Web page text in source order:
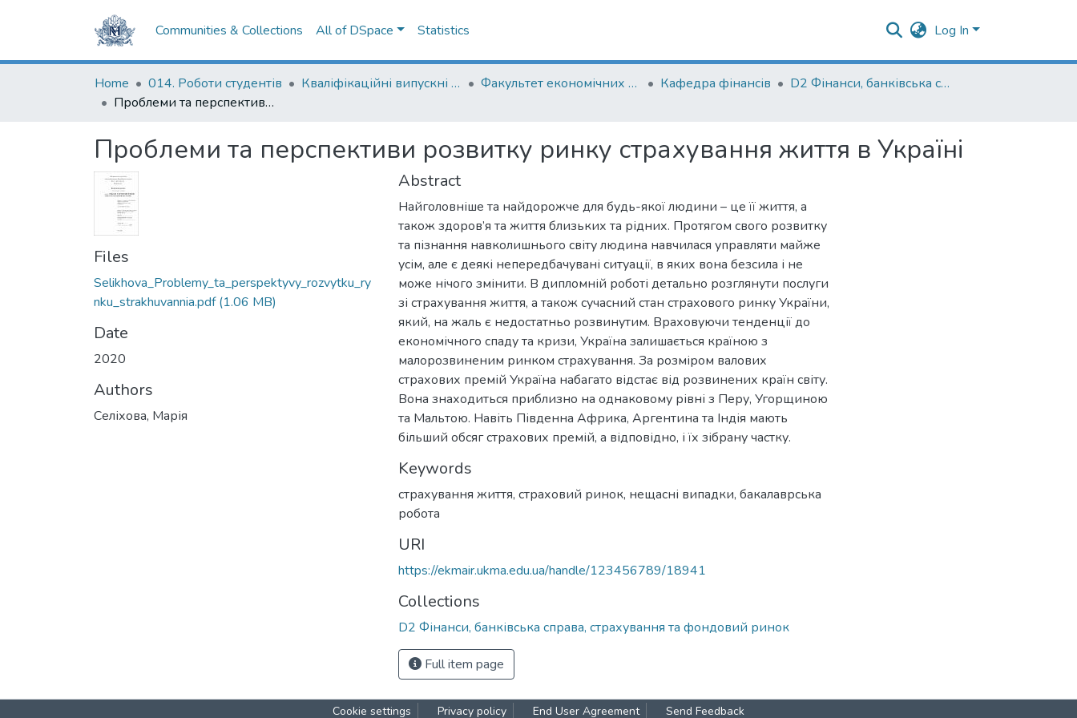
Communities & Collections All of DSpace Statistics Log In
Home 014. Роботи студентів Кваліфікаційні випускні роботи здобувачів вищої освіти бакалаврських програм Факультет економічних наук Кафедра фінансів
D2 Фінанси, банківська справа, страхування та фондовий ринок
Проблеми та перспективи розвитку ринку страхування життя в Україні
Проблеми та перспективи розвитку ринку страхування життя в Україні
Files
Selikhova_Problemy_ta_perspektyvy_rozvytku_ry
nku_strakhuvannia.pdf(1.06 MB)
Date
2020
Authors
Селіхова, Марія
Abstract
Найголовніше та найдорожче для будь-якої людини – це її життя, а
також здоров’я та життя близьких та рідних. Протягом свого розвитку
та пізнання навколишнього світу людина навчилася управляти майже
усім, але є деякі непередбачувані ситуації, в яких вона безсила і не
може нічого змінити. В дипломній роботі детально розглянути послуги
зі страхування життя, а також сучасний стан страхового ринку України,
який, на жаль є недостатньо розвинутим. Враховуючи тенденції до
економічного спаду та кризи, Україна залишається країною з
малорозвиненим ринком страхування. За розміром валових
страхових премій Україна набагато відстає від розвинених країн світу.
Вона знаходиться приблизно на однаковому рівні з Перу, Угорщиною
та Мальтою. Навіть Південна Африка, Аргентина та Індія мають
більший обсяг страхових премій, а відповідно, і їх зібрану частку.
Keywords
страхування життя, страховий ринок, нещасні випадки, бакалаврська
робота
URI
https://ekmair.ukma.edu.ua/handle/123456789/18941
Collections
D2 Фінанси, банківська справа, страхування та фондовий ринок
Full item page
Cookie settings Privacy policy End User Agreement Send Feedback